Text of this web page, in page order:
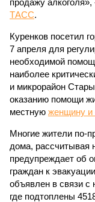
продажу
ТАСС.
Куренков посетил
7 апреля для
необходимой
наиболее
и микрорайон
оказанию помощи
местную женщину и
Многие жители по-
дома, рассчитывая
предупреждает об
граждан к
объявлен в связи с
где подтоплены